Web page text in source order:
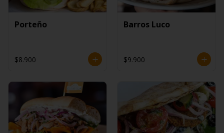
Porteño
$8.900
Barros Luco
$9.900